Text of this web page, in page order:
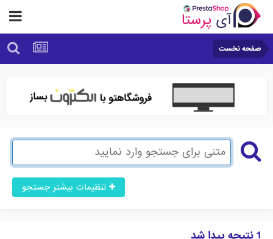
صفحه نخست
تنظیمات بیشتر جستجو